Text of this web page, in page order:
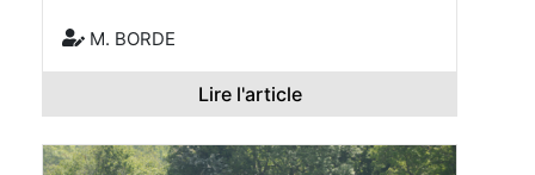
M. BORDE
Lire l'article